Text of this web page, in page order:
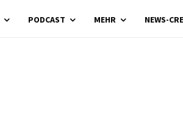
PODCAST MEHR NEWS-